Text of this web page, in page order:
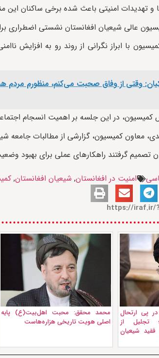
تهدیدات امنیتی باعث شده برخی ساکنان این
عالی شیعیان افغانستان نشستی اضطراری
با ابراز نگرانی از روند رو به افزایش
وقتی از وفاق صحبت می‌کنم، منظورم مردم
در این جلسه بر اهمیت انسجام
معاون کمیسیون، گزارشی از مطالبات جامعه
تصمیم گرفتند راهکارهای عملی برای بهبود
امنیت در افغانستان, شیعیان افغانستان,
پی ارتحال
تجلیل از
شیعیان
محمد محقق: محبت اهل‌بیت(ع) پایه
اصلی هویت تاریخی هزاره‌هاست